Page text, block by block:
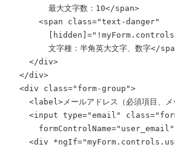
        最大文字数：10</span>
      <span class="text-danger"
文字種：半角英大文字、数字</
    </div>
  </div>
  <div class="form-group">
<label>メールアドレス（必須項目、
<input type="email"
<div